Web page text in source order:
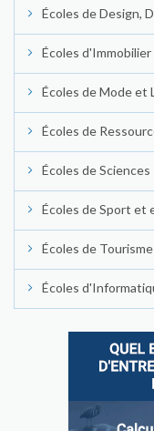
Écoles de Design,
Écoles d'Immobilier
Écoles de Mode et
Écoles de
Écoles de
Écoles de Sport et
Écoles de
Écoles